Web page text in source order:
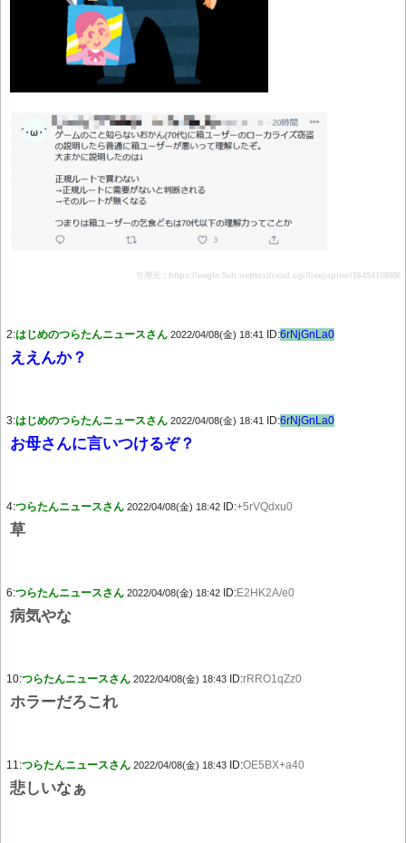
引用元：https://eagle.5ch.net/test/read.cgi/livejupiter/1649410889/
2:はじめのつらたんニュースさん 2022/04/08(金) 18:41 ID:6rNjGnLa0
ええんか？
3:はじめのつらたんニュースさん 2022/04/08(金) 18:41 ID:6rNjGnLa0
お母さんに言いつけるぞ？
4:つらたんニュースさん 2022/04/08(金) 18:42 ID:+5rVQdxu0
草
6:つらたんニュースさん 2022/04/08(金) 18:42 ID:E2HK2A/e0
病気やな
10:つらたんニュースさん 2022/04/08(金) 18:43 ID:rRRO1qZz0
ホラーだろこれ
11:つらたんニュースさん 2022/04/08(金) 18:43 ID:OE5BX+a40
悲しいなぁ